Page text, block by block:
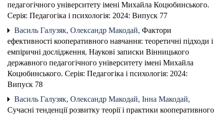
педагогічного університету імені Михайла Коцюбинського.
Серія: Педагогіка і психологія: 2024: Випуск 77
Василь Галузяк, Олександр Макодай, Фактори
ефективності кооперативного навчання: теоретичні підходи і
емпіричні дослідження, Наукові записки Вінницького
державного педагогічного університету імені Михайла
Коцюбинського. Серія: Педагогіка і психологія: 2024:
Випуск 78
Василь Галузяк, Олександр Макодай, Інна Макодай,
Сучасні тенденції розвитку теорії і практики кооперативного